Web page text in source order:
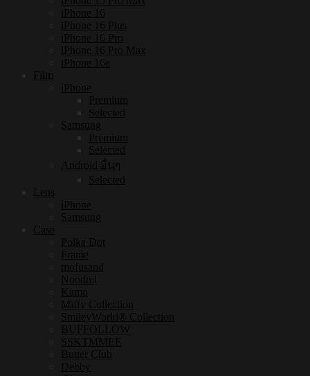
iPhone 16
iPhone 16 Plus
iPhone 16 Pro
iPhone 16 Pro Max
iPhone 16e
Film
iPhone
Premium
Selected
Samsung
Premium
Selected
Android อื่นๆ
Selected
Lens
iPhone
Samsung
Case
Polka Dot
Frame
mofusand
Noodmi
Kamo
Miffy Collection
SmileyWorld® Collection
BUFFOLLOW
SSKTMMEE
Butter Club
Debby